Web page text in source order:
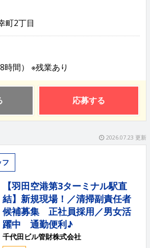
町2丁目
時間） ※残業あり
応募する
2026.07.23 更新
フ
【羽田空港第3ターミナル駅直
結】新規現場！／清掃副責任者
候補募集 正社員採用／男女活
躍中 通勤便利♪
千代田ビル管財株式会社